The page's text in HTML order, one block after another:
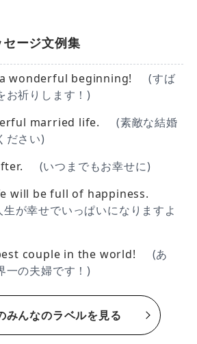
ージ文例集
wonderful beginning!
(すば
お祈りします！)
married life.
(素敵な結婚
ださい)
(いつまでもお幸せに)
will be full of happiness.
が幸せでいっぱいになりますよ
couple in the world!
(あ
一の夫婦です！)
みんなのラベルを見る